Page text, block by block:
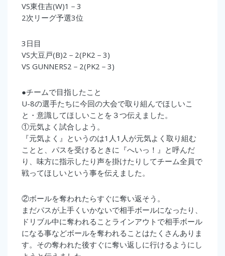
VS東住吉(W)1－3
2次リーグ予選3位
3日目
VS大豆戸(B)2－2(PK2－3)
VS GUNNERS2－2(PK2－3)
●チームで目指したこと
U-8の選手たちに今回の大会で取り組んでほしいこ
と・意識してほしいことを３つ伝えました。
①元気よく試合しよう。
『元気よく』というのは1人1人が元気よく取り組む
ことと、パスを受けるときに『へいっ！』と呼んだ
り、味方に指示したり声を掛けたりしてチーム全員で
戦ってほしいという事を伝えました。
②ボールを奪われたらすぐに奪い返そう。
まだパスが上手くいかないで相手ボールになったり、
ドリブル中に奪われることラインアウトで相手ボール
になる事などボールを奪われることはたくさんありま
す。その奪われた後すぐに奪い返しに行けるようにし